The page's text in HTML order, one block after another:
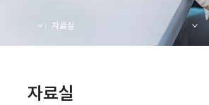
자료실
자료실